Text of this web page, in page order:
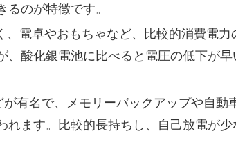
のが特徴です。
電卓やおもちゃなど、比較的消費電力
、酸化銀電池に比べると電圧の低下が早
有名で、メモリーバックアップや自動
れます。比較的長持ちし、自己放電が少